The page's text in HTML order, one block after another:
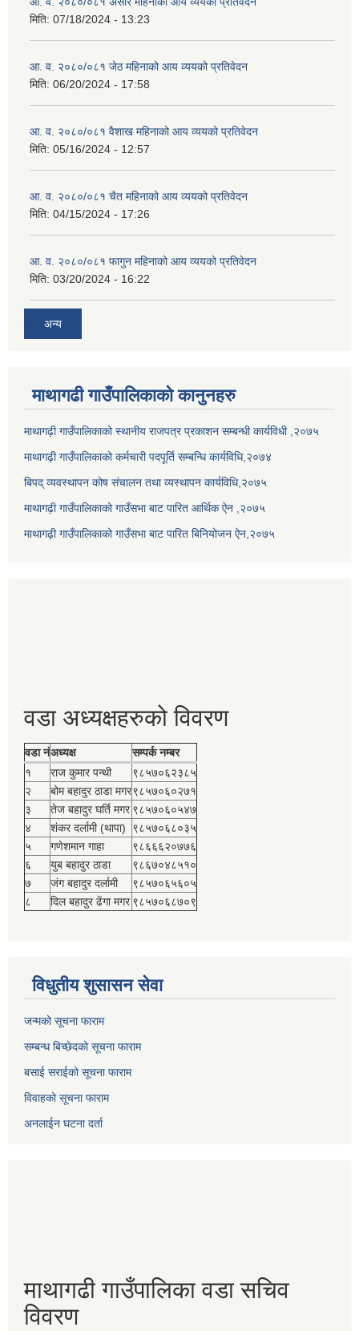
मिति: 07/18/2024 - 13:23
आ. व. २०८०/०८१ जेठ महिनाको आय व्ययको प्रतिवेदन
मिति: 06/20/2024 - 17:58
आ. व. २०८०/०८१ वैशाख महिनाको आय व्ययको प्रतिवेदन
मिति: 05/16/2024 - 12:57
आ. व. २०८०/०८१ चैत महिनाको आय व्ययको प्रतिवेदन
मिति: 04/15/2024 - 17:26
आ. व. २०८०/०८१ फागुन महिनाको आय व्ययको प्रतिवेदन
मिति: 03/20/2024 - 16:22
अन्य
माथागढी गाउँपालिकाको कानुनहरु
माथागढ़ी गाउँपालिकाको स्थानीय राजपत्र प्रकाशन सम्बन्धी कार्यविधी ,२०७५
माथागढ़ी गाउँपालिकाको कर्मचारी पदपूर्ति सम्बन्धि कार्यविधि,२०७४
बिपद् व्यवस्थापन कोष संचालन तथा व्यस्थापन कार्यविधि,२०७५
माथागढ़ी गाउँपालिकाको गाउँसभा बाट पारित आर्थिक ऐन ,२०७५
माथागढ़ी गाउँपालिकाको गाउँसभा बाट पारित बिनियोजन ऐन,२०७५
वडा अध्यक्षहरुको विवरण
वडा नंअध्यक्ष
सम्पर्क नम्बर
१
राज कुमार पन्थी
९८५७०६२३८५
२
बोम बहादुर ठाडा मगर९८५७०६०२७१
३
तेज बहादुर घर्ति मगर ९८५७०६०५४७
४
शंकर दर्लामी (थापा)
९८५७०६८०३५
५
गणेशमान गाहा
९८६६६२०७७६
६
युब बहादुर ठाडा
९८६७०४८५१०
७
जंग बहादुर दर्लामी
९८५७०६५६०५
८
दिल बहादुर ढेंगा मगर ९८५७०६८७०९
विधुतीय शुसासन सेवा
जन्मको सूचना फाराम
सम्बन्ध बिच्छेदको सूचना फाराम
बसाई सराईको सूचना फाराम
विवाहको सूचना फाराम
अनलाईन घटना दर्ता
माथागढी गाउँपालिका वडा सचिव
विवरण